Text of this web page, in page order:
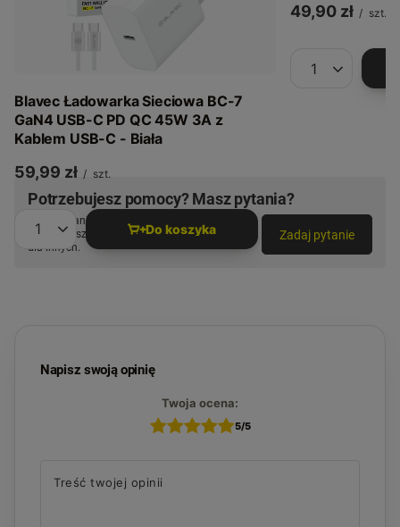
Blavec Ładowarka Sieciowa BC-7
GaN4 USB-C PD QC 45W 3A z
Kablem USB-C - Biała
59,99 zł / szt.
Ilość produktów Do koszyka
49,90 zł / szt.
Ilość
Potrzebujesz pomocy? Masz pytania?
Zadaj pytanie a my odpowiemy niezwłocznie,
najciekawsze pytania i odpowiedzi publikując
dla innych.
Zadaj pytanie
Napisz swoją opinię
Twoja ocena:
5/5
Treść twojej opinii